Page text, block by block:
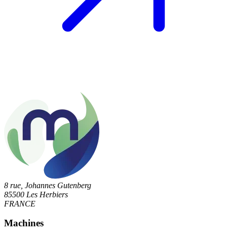
8 rue, Johannes Gutenberg
85500 Les Herbiers
FRANCE
Machines